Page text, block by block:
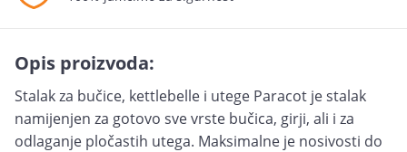
Opis proizvoda:
Stalak za bučice, kettlebelle i utege Paracot je stalak
namijenjen za gotovo sve vrste bučica, girji, ali i za
odlaganje pločastih utega. Maksimalne je nosivosti do